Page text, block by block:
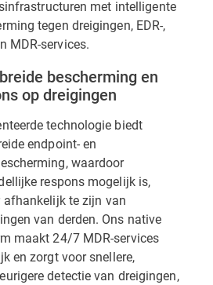
met intelligente
tegen dreigingen, EDR-,
MDR-services.
bescherming en
op dreigingen
technologie biedt
endpoint- en
waardoor
respons mogelijk is,
afhankelijk te zijn van
van derden. Ons native
maakt 24/7 MDR-services
en zorgt voor snellere,
detectie van dreigingen,